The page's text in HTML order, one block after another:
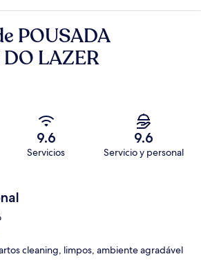
POUSADA
LAZER
9.6
Servicios
9.6
Servicio y personal
cleaning, limpos, ambiente agradável